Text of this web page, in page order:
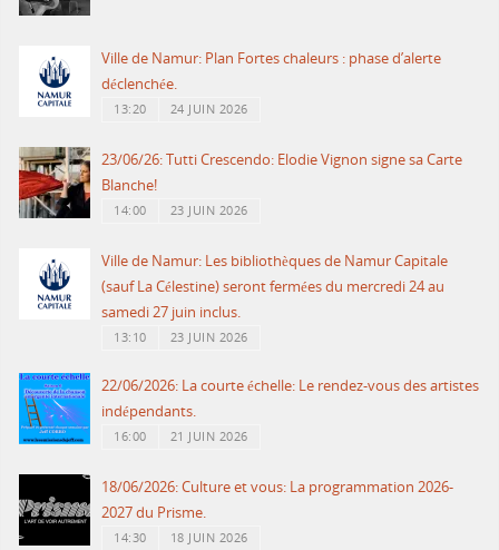
Ville de Namur: Plan Fortes chaleurs : phase d’alerte
déclenchée.
13:20 24 JUIN 2026
23/06/26: Tutti Crescendo: Elodie Vignon signe sa Carte
Blanche!
14:00 23 JUIN 2026
Ville de Namur: Les bibliothèques de Namur Capitale
(sauf La Célestine) seront fermées du mercredi 24 au
samedi 27 juin inclus.
13:10 23 JUIN 2026
22/06/2026: La courte échelle: Le rendez-vous des artistes
indépendants.
16:00 21 JUIN 2026
18/06/2026: Culture et vous: La programmation 2026-
2027 du Prisme.
14:30 18 JUIN 2026